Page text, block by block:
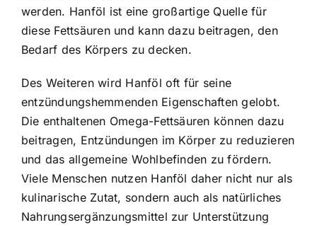
werden. Hanföl ist eine großartige Quelle für
diese Fettsäuren und kann dazu beitragen, den
Bedarf des Körpers zu decken.
Des Weiteren wird Hanföl oft für seine
entzündungshemmenden Eigenschaften gelobt.
Die enthaltenen Omega-Fettsäuren können dazu
beitragen, Entzündungen im Körper zu reduzieren
und das allgemeine Wohlbefinden zu fördern.
Viele Menschen nutzen Hanföl daher nicht nur als
kulinarische Zutat, sondern auch als natürliches
Nahrungsergänzungsmittel zur Unterstützung